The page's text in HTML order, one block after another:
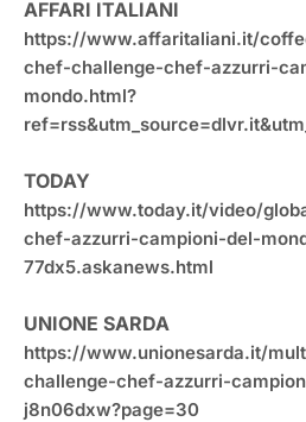
AFFARI ITALIANI
https://www.affaritaliani.it/
chef-challenge-chef-azzurri-
mondo.html?
TODAY
https://www.today.it/video/
chef-azzurri-campioni-del-
77dx5.askanews.html
UNIONE SARDA
https://www.unionesarda.it/
challenge-chef-azzurri-
j8n06dxw?page=30